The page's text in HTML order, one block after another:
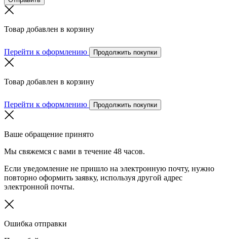
Товар добавлен в корзину
Перейти к оформлению Продолжить покупки
Товар добавлен в корзину
Перейти к оформлению Продолжить покупки
Ваше обращение принято
Мы свяжемся с вами в течение 48 часов.
Если уведомление не пришло на электронную почту, нужно
повторно оформить заявку, используя другой адрес
электронной почты.
Ошибка отправки